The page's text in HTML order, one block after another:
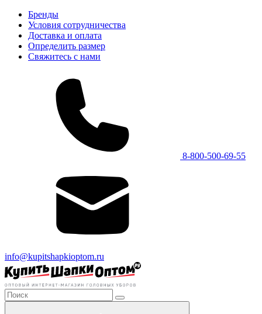
Бренды
Условия сотрудничества
Доставка и оплата
Определить размер
Свяжитесь с нами
8-800-500-69-55
info@kupitshapkioptom.ru